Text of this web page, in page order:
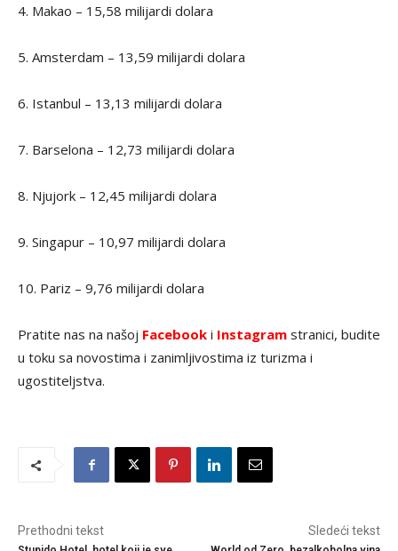
4. Makao – 15,58 milijardi dolara
5. Amsterdam – 13,59 milijardi dolara
6. Istanbul – 13,13 milijardi dolara
7. Barselona – 12,73 milijardi dolara
8. Njujork – 12,45 milijardi dolara
9. Singapur – 10,97 milijardi dolara
10. Pariz – 9,76 milijardi dolara
Pratite nas na našoj Facebook i Instagram stranici, budite
u toku sa novostima i zanimljivostima iz turizma i
ugostiteljstva.
Prethodni tekst Sledeći tekst